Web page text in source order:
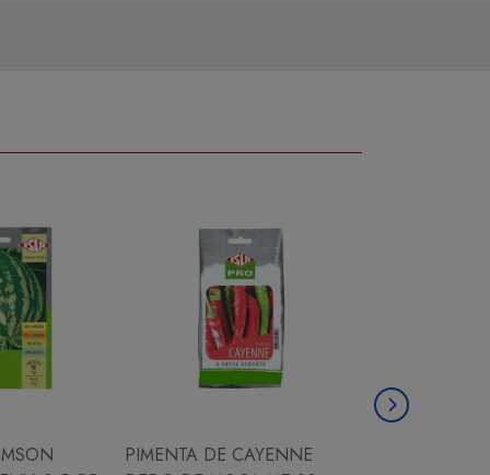
PIMENTA DE CAYENNE